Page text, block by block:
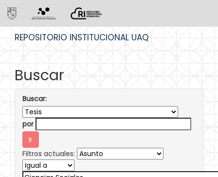
REPOSITORIO INSTITUCIONAL UAQ
Buscar
Buscar:
por
Filtros actuales: